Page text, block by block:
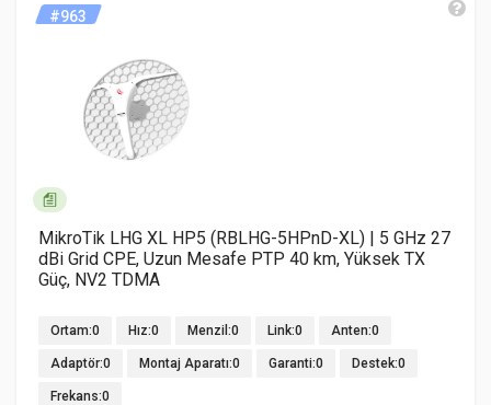
#963
MikroTik LHG XL HP5 (RBLHG-5HPnD-XL) | 5 GHz 27
dBi Grid CPE, Uzun Mesafe PTP 40 km, Yüksek TX
Güç, NV2 TDMA
Ortam:0 Hız:0 Menzil:0 Link:0 Anten:0
Adaptör:0 Montaj Aparatı:0 Garanti:0 Destek:0
Frekans:0